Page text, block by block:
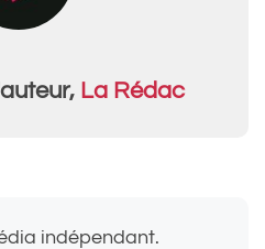
La Rédac
indépendant.